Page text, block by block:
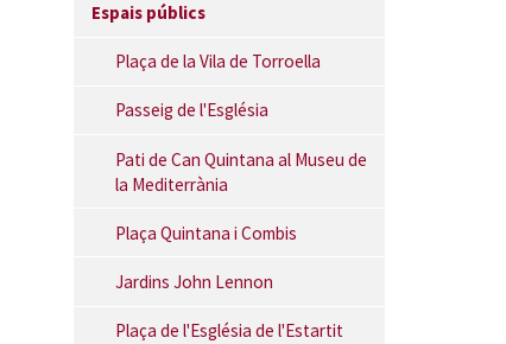
Espais públics
Plaça de la Vila de Torroella
Passeig de l'Església
Pati de Can Quintana al Museu de
la Mediterrània
Plaça Quintana i Combis
Jardins John Lennon
Plaça de l'Església de l'Estartit